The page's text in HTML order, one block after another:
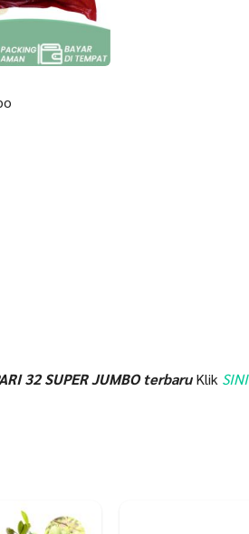
32 SUPER JUMBOterbaruKlik SINI